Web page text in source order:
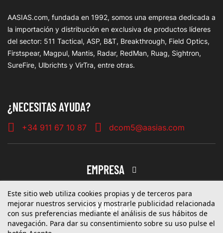
AASIAS.com, fundada en 1992, somos una empresa dedicada a
la importación y distribución en exclusiva de productos líderes
del sector: 511 Tactical, ASP, B&T, Breakthrough, Field Optics,
Firstspear, Magpul, Mantis, Radar, RedMan, Ruag, Sightron,
SureFire, Ulbrichts y VirTra, entre otras.
¿NECESITAS AYUDA?
+34 911 67 10 87 dcom5@aasias.com
EMPRESA
TU CUENTA
Este sitio web utiliza cookies propias y de terceros para
mejorar nuestros servicios y mostrarle publicidad relacionada
con sus preferencias mediante el análisis de sus hábitos de
navegación. Para dar su consentimiento sobre su uso pulse el